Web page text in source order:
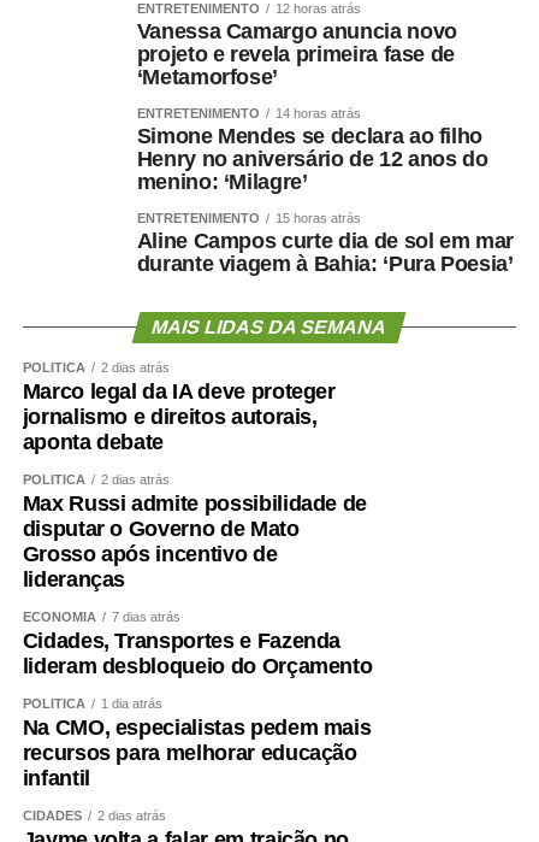
Cezinha da Econ
Wellington WG
COMENTE ABAIXO:
WhatsApp
Facebook
Twitter
Messenger
LinkedIn
Share
ENTRETENIMENTO 12 horas atrás
Vanessa Camargo anuncia novo
projeto e revela primeira fase de
‘Metamorfose’
ENTRETENIMENTO 14 horas atrás
Simone Mendes se declara ao filho
Henry no aniversário de 12 anos do
menino: ‘Milagre’
ENTRETENIMENTO 15 horas atrás
Aline Campos curte dia de sol em mar
durante viagem à Bahia: ‘Pura Poesia’
MAIS LIDAS DA SEMANA
POLÍTICA 2 dias atrás
Marco legal da IA deve proteger
jornalismo e direitos autorais,
aponta debate
POLÍTICA 2 dias atrás
Max Russi admite possibilidade de
disputar o Governo de Mato
Grosso após incentivo de
lideranças
ECONOMIA 7 dias atrás
Cidades, Transportes e Fazenda
lideram desbloqueio do Orçamento
POLÍTICA 1 dia atrás
Na CMO, especialistas pedem mais
recursos para melhorar educação
infantil
CIDADES 2 dias atrás